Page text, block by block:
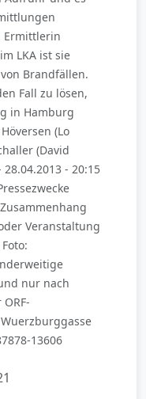
Ermittlerin
LKA ist sie
Brandfällen.
Fall zu lösen,
in Hamburg
(Lo
(David
28.04.2013 - 20:15
Veranstaltung
nur nach
13606